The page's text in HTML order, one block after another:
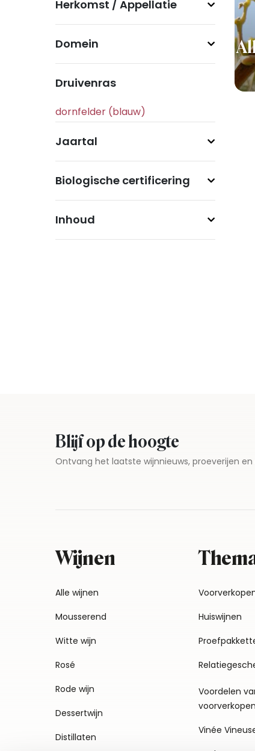
Herkomst / Appellatie
Domein
Druivenras
Jaartal
Biologische certificering
Inhoud
Blijf op de hoogte
Ontvang het laatste wijnnieuws, proeverijen
Wijnen
Alle wijnen
Mousserend
Witte wijn
Rosé
Rode wijn
Dessertwijn
Distillaten
Huiswijnen
Voordelen
voorverkopen
Vinée